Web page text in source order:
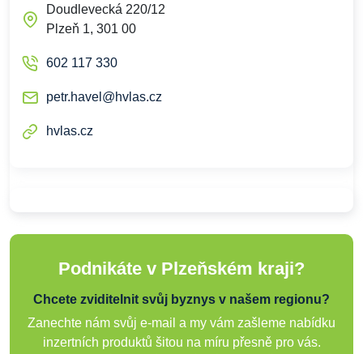
Doudlevecká 220/12
Plzeň 1, 301 00
602 117 330
petr.havel@hvlas.cz
hvlas.cz
Podnikáte v Plzeňském kraji?
Chcete zviditelnit svůj byznys v našem regionu?
Zanechte nám svůj e-mail a my vám zašleme nabídku
inzertních produktů šitou na míru přesně pro vás.